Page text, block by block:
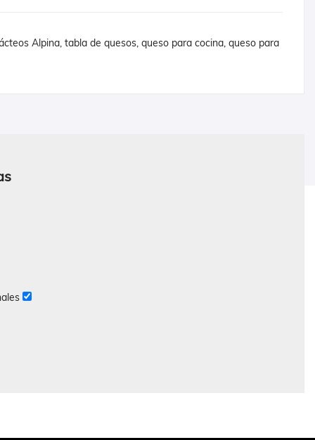
Alpina, tabla de quesos, queso para cocina, queso para